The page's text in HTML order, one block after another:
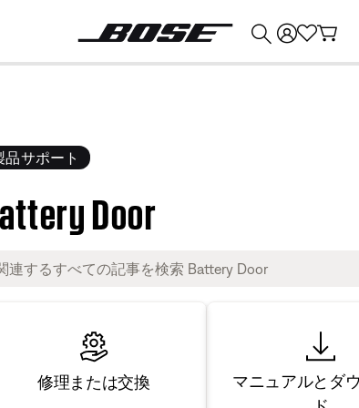
品サポート
Door
修理または交換
マニュアルとダ